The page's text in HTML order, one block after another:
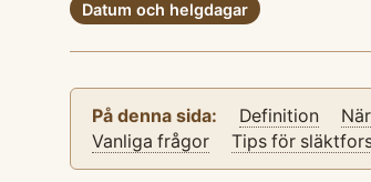
Datum och helgdagar
På denna sida: Definition
Vanliga frågor
Tips för